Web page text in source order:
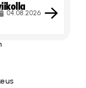
04.08.2026